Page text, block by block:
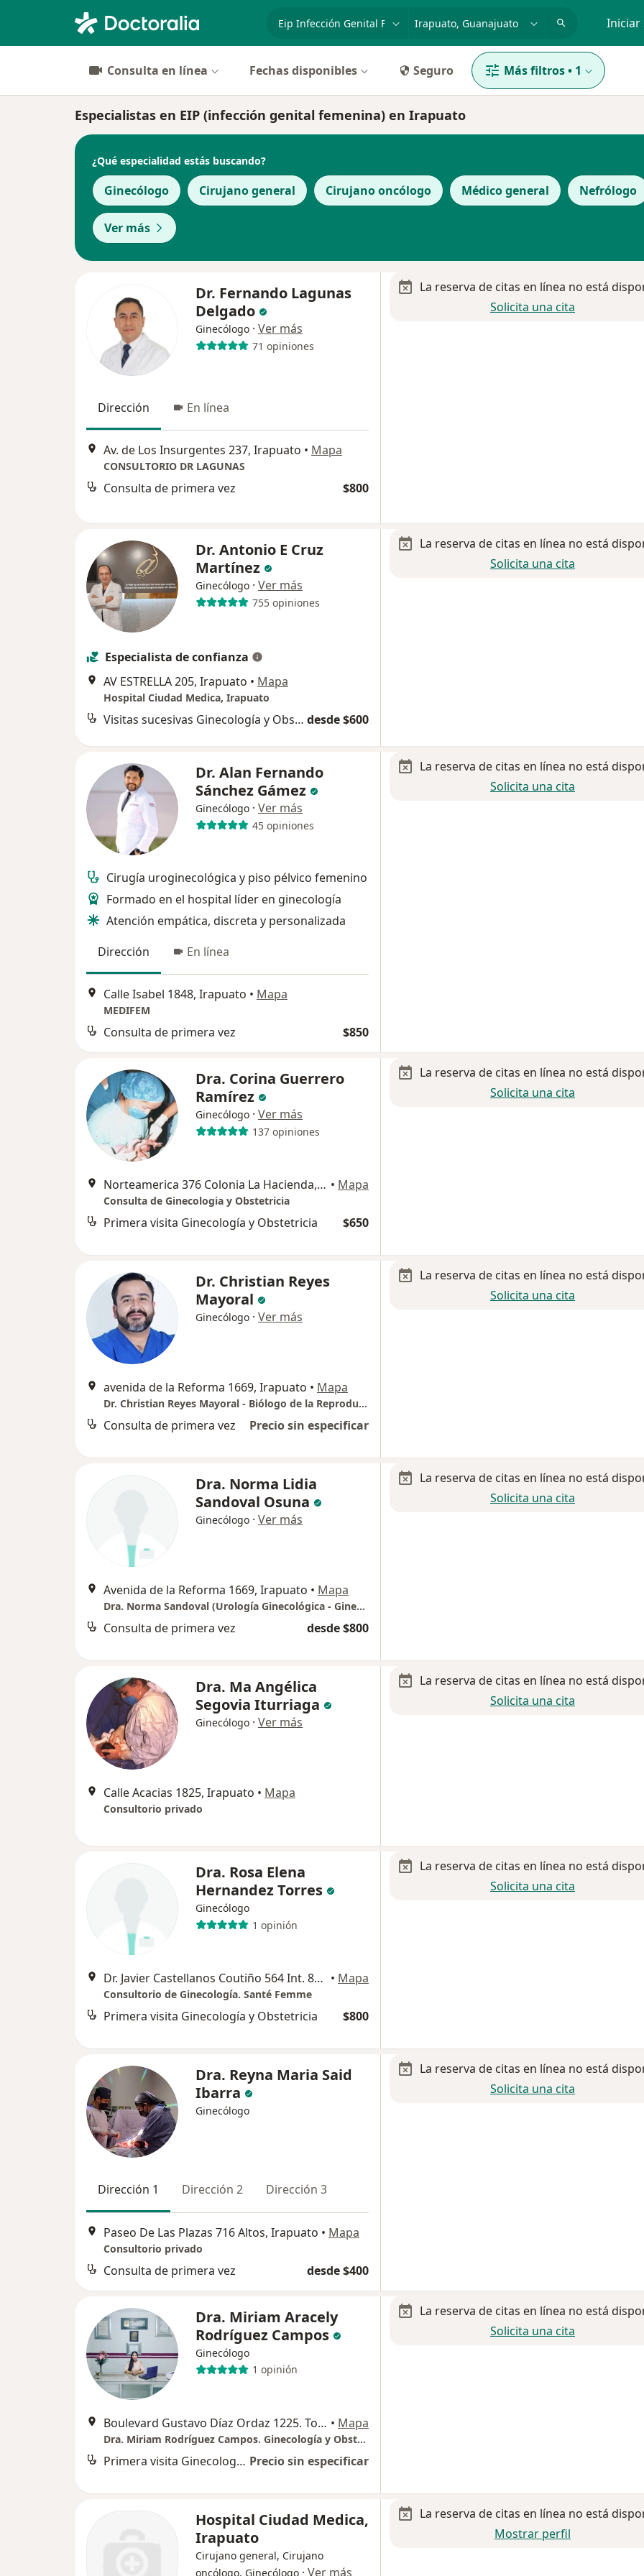
especialidad, enfermedad o nombre Iniciar
Consulta en línea Fechas disponibles Seguro Más filtros• 1
Especialistas en EIP (infección genital femenina) en Irapuato
¿Qué especialidad estás buscando?
Ginecólogo Cirujano general Cirujano oncólogo Médico general Nefrólogo
Ver más
Dr. Fernando Lagunas
Delgado
Ginecólogo · Ver más
71 opiniones
Dirección En línea
Av. de Los Insurgentes 237, Irapuato • Mapa
CONSULTORIO DR LAGUNAS
Consulta de primera vez $800
La reserva de citas en línea no está
Solicita una cita
Dr. Antonio E Cruz
Martínez
Ginecólogo · Ver más
755 opiniones
Especialista de confianza
AV ESTRELLA 205, Irapuato • Mapa
Hospital Ciudad Medica, Irapuato
Visitas sucesivas Ginecología y Obstetricia desde $600
La reserva de citas en línea no está
Solicita una cita
Dr. Alan Fernando
Sánchez Gámez
Ginecólogo · Ver más
45 opiniones
Cirugía uroginecológica y piso pélvico femenino
Formado en el hospital líder en ginecología
Atención empática, discreta y personalizada
Dirección
En línea
Calle Isabel 1848, Irapuato • Mapa
MEDIFEM
Consulta de primera vez $850
La reserva de citas en línea no está
Solicita una cita
Dra. Corina Guerrero
Ramírez
Ginecólogo · Ver más
137 opiniones
Norteamerica 376 Colonia La Hacienda, Irapuato • Mapa
Consulta de Ginecologia y Obstetricia
Primera visita Ginecología y Obstetricia $650
La reserva de citas en línea no está
Solicita una cita
Dr. Christian Reyes
Mayoral
Ginecólogo · Ver más
avenida de la Reforma 1669, Irapuato • Mapa
Dr. Christian Reyes Mayoral - Biólogo de la Reproducción
Consulta de primera vez Precio sin especificar
La reserva de citas en línea no está
Solicita una cita
Dra. Norma Lidia
Sandoval Osuna
Ginecólogo · Ver más
Avenida de la Reforma 1669, Irapuato • Mapa
Dra. Norma Sandoval (Urología Ginecológica - Ginecología)
Consulta de primera vez desde $800
La reserva de citas en línea no está
Solicita una cita
Dra. Ma Angélica
Segovia Iturriaga
Ginecólogo · Ver más
Calle Acacias 1825, Irapuato • Mapa
Consultorio privado
La reserva de citas en línea no está
Solicita una cita
Dra. Rosa Elena
Hernandez Torres
Ginecólogo
1 opinión
Dr. Javier Castellanos Coutiño 564 Int. 803, Irapuato • Mapa
Consultorio de Ginecología. Santé Femme
Primera visita Ginecología y Obstetricia $800
La reserva de citas en línea no está
Solicita una cita
Dra. Reyna Maria Said
Ibarra
Ginecólogo
Dirección 1 Dirección 2 Dirección 3
Paseo De Las Plazas 716 Altos, Irapuato • Mapa
Consultorio privado
Consulta de primera vez desde $400
La reserva de citas en línea no está
Solicita una cita
Dra. Miriam Aracely
Rodríguez Campos
Ginecólogo
1 opinión
Boulevard Gustavo Díaz Ordaz 1225. Torre 1. Segundo Piso, Irapuato • Mapa
Dra. Miriam Rodríguez Campos. Ginecología y Obstetricia
Primera visita Ginecología y Obstetricia Precio sin especificar
La reserva de citas en línea no está
Solicita una cita
Hospital Ciudad Medica,
Irapuato
Cirujano general, Cirujano
oncólogo, Ginecólogo · Ver más
La reserva de citas en línea no está
Mostrar perfil